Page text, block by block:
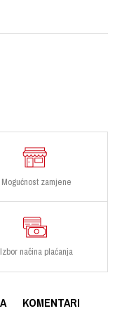
Mogućnost zamjene
Izbor načina plaćanja
KOMENTARI